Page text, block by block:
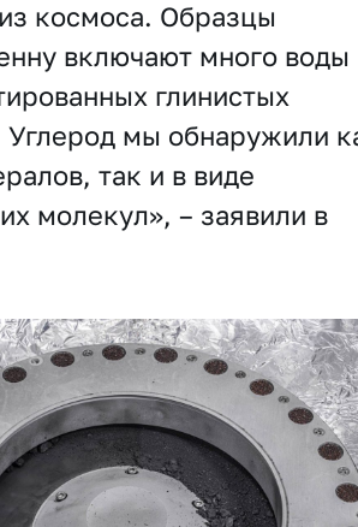
космоса. Образцы
включают много воды
глинистых
Углерод мы обнаружили
так и в виде
молекул», – заявили в